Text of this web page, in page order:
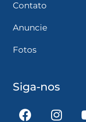
Contato
Anuncie
Fotos
Siga-nos